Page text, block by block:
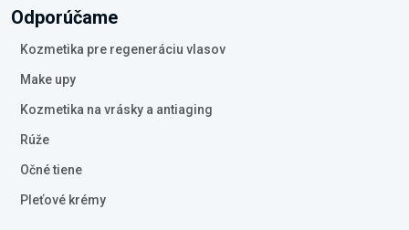
Odporúčame
Kozmetika pre regeneráciu vlasov
Make upy
Kozmetika na vrásky a antiaging
Rúže
Očné tiene
Pleťové krémy